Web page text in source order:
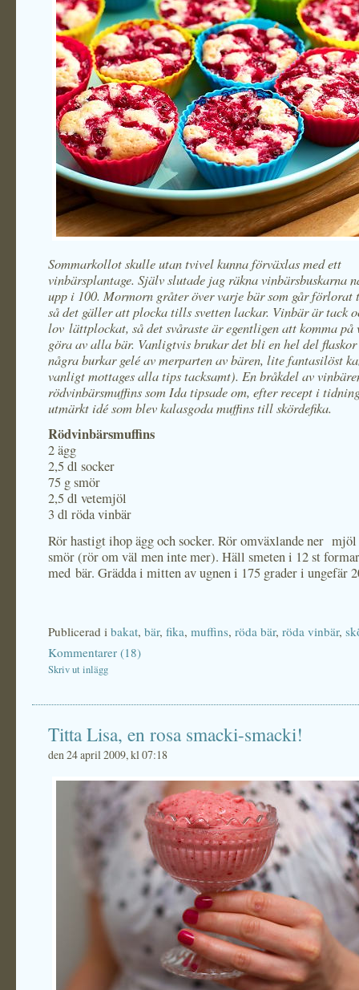
Sommarkollot skulle utan tvivel kunna förväxlas med ett
vinbärsplantage. Själv slutade jag räkna vinbärsbuskarna
upp i 100. Mormorn gråter över varje bär som går
så det gäller att plocka tills svetten lackar. Vinbär är tack
lov lättplockat, så det svåraste är egentligen att komma på
göra av alla bär. Vanligtvis brukar det bli en hel del
några burkar gelé av merparten av bären, lite fantasilöst
vanligt mottages alla tips tacksamt). En bråkdel av
rödvinbärsmuffins som Ida tipsade om, efter recept i
utmärkt idé som blev kalasgoda muffins till skördefika.
Rödvinbärsmuffins
2 ägg
2,5 dl socker
75 g smör
2,5 dl vetemjöl
3 dl röda vinbär
Rör hastigt ihop ägg och socker. Rör omväxlande ner
smör (rör om väl men inte mer). Häll smeten i 12 st
med bär. Grädda i mitten av ugnen i 175 grader i ungefär
Publicerad i bakat, bär, fika, muffins, röda bär, röda vinbär,
Kommentarer (18)
Skriv ut inlägg
Titta Lisa, en rosa smacki-smacki!
den 24 april 2009, kl 07:18